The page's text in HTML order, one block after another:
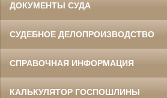
ДОКУМЕНТЫ СУДА
СУДЕБНОЕ ДЕЛОПРОИЗВОДСТВО
СПРАВОЧНАЯ ИНФОРМАЦИЯ
КАЛЬКУЛЯТОР ГОСПОШЛИНЫ